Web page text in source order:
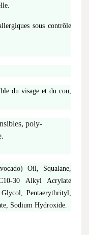
sous contrôle
du visage et du cou,
poly-
Oil, Squalane,
30 Alkyl Acrylate
Pentaerythrityl,
Sodium Hydroxide.